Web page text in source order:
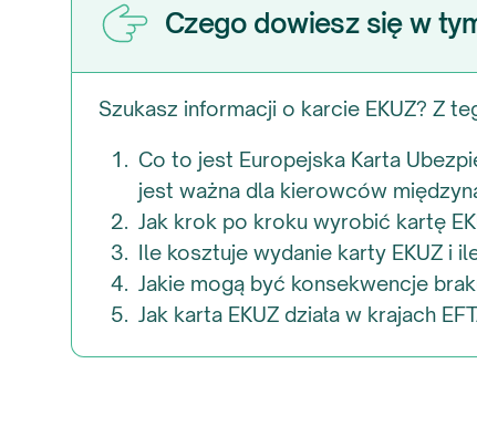
Czego dowiesz się w
Szukasz informacji o karcie EKUZ? Z
Co to jest Europejska Karta
jest ważna dla kierowców
Jak krok po kroku wyrobić kartę
Ile kosztuje wydanie karty EKUZ i
Jakie mogą być konsekwencje
Jak karta EKUZ działa w krajach